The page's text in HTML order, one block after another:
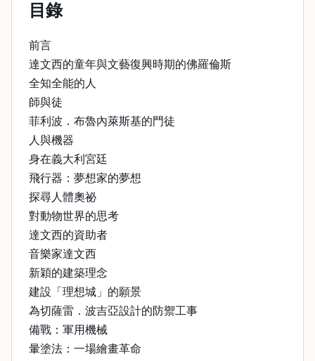
目錄
前言
達文西的童年與文藝復興時期的佛羅倫斯
全知全能的人
師與徒
菲利波．布魯內萊斯基的門徒
人與機器
身在義大利宮廷
飛行器：夢想家的夢想
探尋人體奧祕
對動物世界的思考
達文西的資助者
音樂家達文西
新穎的建築理念
建設「理想城」的願景
為切薩雷．波吉亞設計的防禦工事
備戰：軍用機械
暈塗法：一場繪畫革命